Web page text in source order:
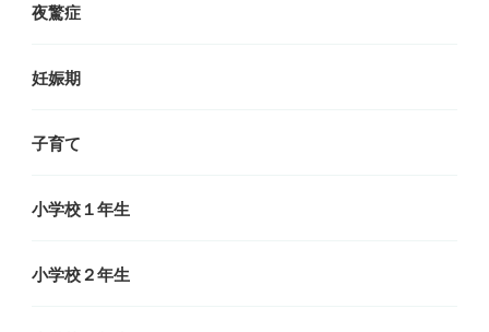
夜驚症
妊娠期
子育て
小学校１年生
小学校２年生